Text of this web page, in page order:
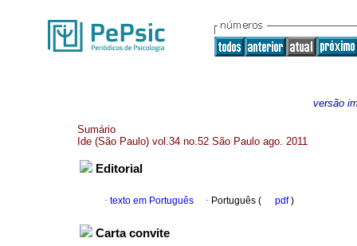
versão
Sumário
Ide (São Paulo) vol.34 no.52 São Paulo ago. 2011
Editorial
· texto em Português · Português ( pdf)
Carta convite